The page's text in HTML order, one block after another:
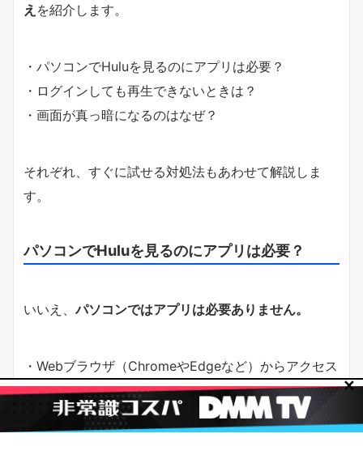
え を紹介します。
・パソコンでHuluを見るのにアプリは必要？
・ログインしても再生できないときは？
・画面が真っ暗になるのはなぜ？
それぞれ、すぐに試せる対処法もあわせて解説しま
す。
パソコンでHuluを見るのにアプリは必要？
いいえ、パソコンではアプリは必要ありません。
・Webブラウザ（ChromeやEdgeなど）からアクセス
すればOK
・Hulu公式サイト「https://www.hulu.jp/」にアクセ
✕